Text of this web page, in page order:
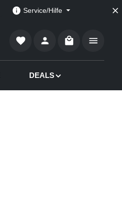
Service/Hilfe
Warenkorb
DEALS